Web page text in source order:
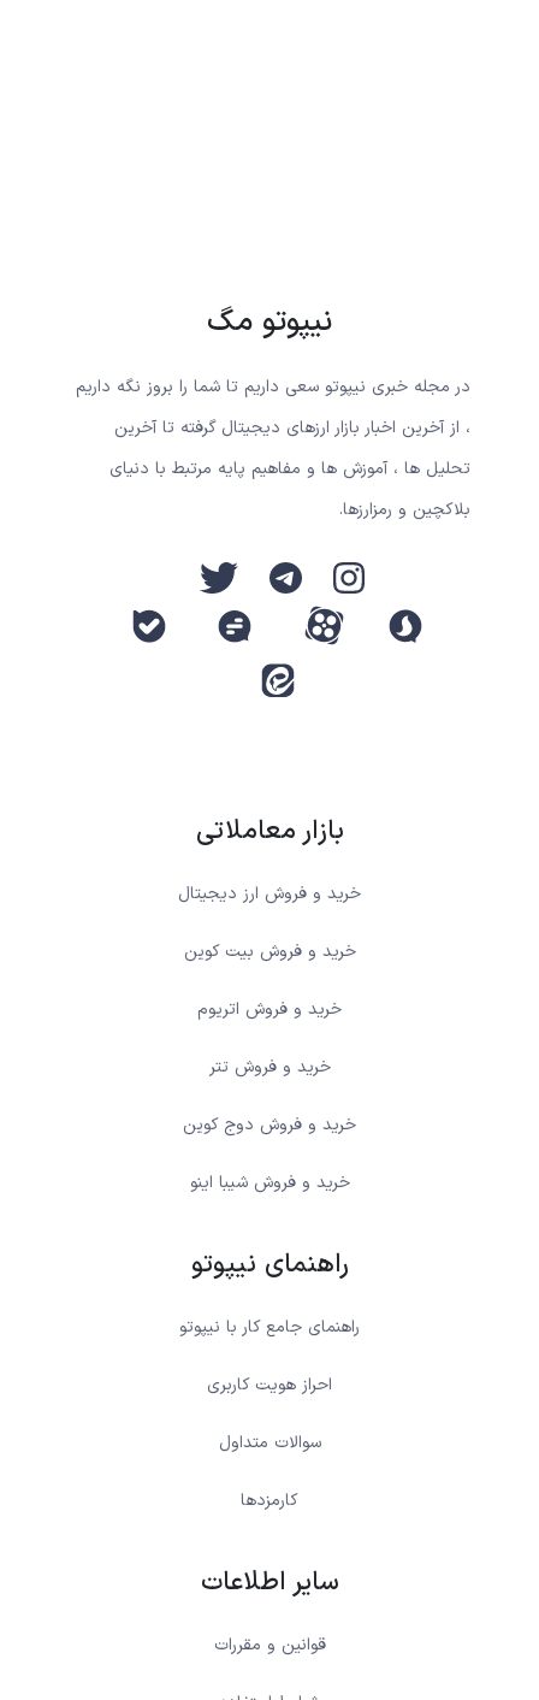
نیپوتو مگ
در مجله خبری نیپوتو سعی داریم تا شما را بروز نگه داریم
، از آخرین اخبار بازار ارزهای دیجیتال گرفته تا آخرین
تحلیل ها ، آموزش ها و مفاهیم پایه مرتبط با دنیای
بلاکچین و رمزارزها.
بازار معاملاتی
خرید و فروش ارز دیجیتال
خرید و فروش بیت کوین
خرید و فروش اتریوم
خرید و فروش تتر
خرید و فروش دوج کوین
خرید و فروش شیبا اینو
راهنمای نیپوتو
راهنمای جامع کار با نیپوتو
احراز هویت کاربری
سوالات متداول
کارمزدها
سایر اطلاعات
قوانین و مقررات